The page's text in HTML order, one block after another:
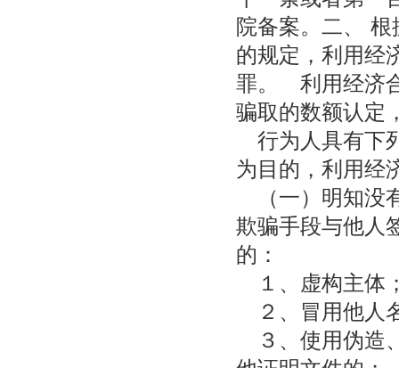
院备案。二、
的规定，利用经
罪。 利用经济
骗取的数额认定
行为人具有下
为目的，利用经
（一）明知没
欺骗手段与他人
的：
１、虚构主体
２、冒用他人
３、使用伪造